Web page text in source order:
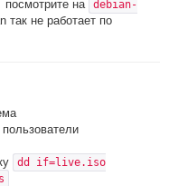
на debian-
так не работает по
dd if=live.iso